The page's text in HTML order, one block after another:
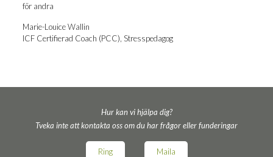
för andra
Marie-Louice Wal­lin
ICF Cer­ti­fi­e­rad Coach (PCC), Stresspedagog
Hur kan vi hjälpa dig?
Tveka inte att kontakta oss om du har frågor eller funderingar
Ring Maila